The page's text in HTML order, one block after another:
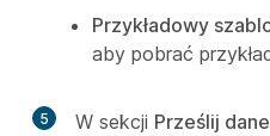
Przykładowy
aby pobrać
5 W sekcji Prześlij